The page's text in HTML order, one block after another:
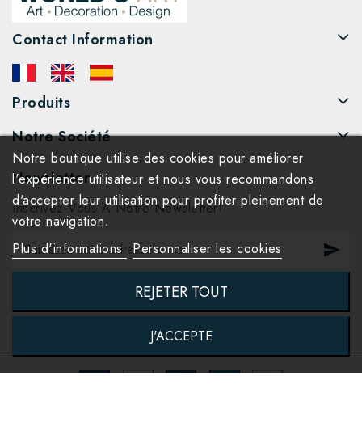
Contact Information
Produits
Notre Société
Newsletter
Inscrivez-Vous À Notre Newsletter!
Notre boutique utilise des cookies pour améliorer
l'expérience utilisateur et nous vous recommandons
d'accepter leur utilisation pour profiter pleinement de
votre navigation.
Plus d'informations Personnaliser les cookies
REJETER TOUT
J'ACCEPTE